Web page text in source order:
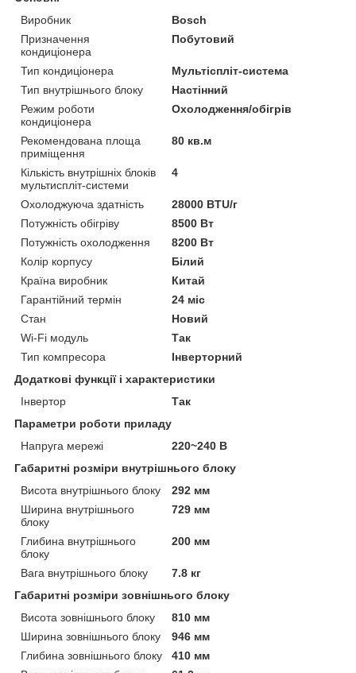
Виробник
Bosch
Призначення
кондиціонера
Побутовий
Тип кондиціонера
Мультіспліт-система
Тип внутрішнього блоку
Настінний
Режим роботи
кондиціонера
Охолодження/обігрів
Рекомендована площа
приміщення
80 кв.м
Кількість внутрішніх блоків
мультиспліт-системи
4
Охолоджуюча здатність
28000 BTU/г
Потужність обігріву
8500 Вт
Потужність охолодження
8200 Вт
Колір корпусу
Білий
Країна виробник
Китай
Гарантійний термін
24 міс
Стан
Новий
Wi-Fi модуль
Так
Тип компресора
Інверторний
Додаткові функції і характеристики
Інвертор
Так
Параметри роботи приладу
Напруга мережі
220~240 В
Габаритні розміри внутрішнього блоку
Висота внутрішнього блоку
292 мм
Ширина внутрішнього
блоку
729 мм
Глибина внутрішнього
блоку
200 мм
Вага внутрішнього блоку
7.8 кг
Габаритні розміри зовнішнього блоку
Висота зовнішнього блоку
810 мм
Ширина зовнішнього блоку
946 мм
Глибина зовнішнього блоку
410 мм